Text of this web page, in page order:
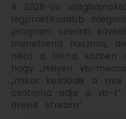
A 2026-os
legpraktikusabb
program szerinti
menetrend hasznos,
néző a torna közben
hogy „milyen vb-
„mikor kezdődik a mai
csatorna adja a vb-t”,
online stream”.